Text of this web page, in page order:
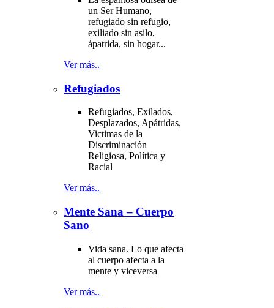
un Ser Humano,
refugiado sin refugio,
exiliado sin asilo,
ápatrida, sin hogar...
Ver más..
Refugiados
Refugiados, Exilados,
Desplazados, Apátridas,
Victimas de la
Discriminación
Religiosa, Política y
Racial
Ver más..
Mente Sana – Cuerpo
Sano
Vida sana. Lo que afecta
al cuerpo afecta a la
mente y viceversa
Ver más..